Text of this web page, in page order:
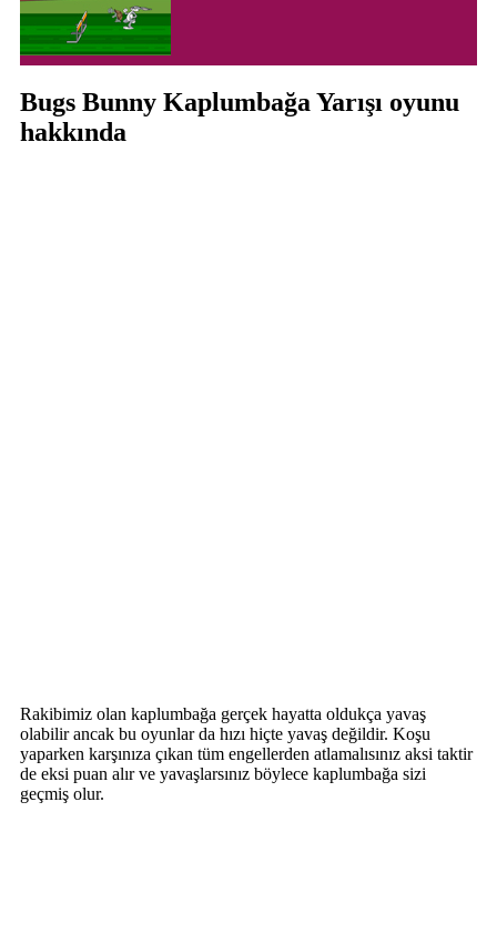
Bugs Bunny Kaplumbağa Yarışı oyunu
hakkında
Rakibimiz olan kaplumbağa gerçek hayatta oldukça yavaş
olabilir ancak bu oyunlar da hızı hiçte yavaş değildir. Koşu
yaparken karşınıza çıkan tüm engellerden atlamalısınız aksi taktir
de eksi puan alır ve yavaşlarsınız böylece kaplumbağa sizi
geçmiş olur.